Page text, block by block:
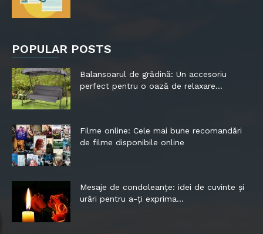
POPULAR POSTS
Balansoarul de grădină: Un accesoriu
perfect pentru o oază de relaxare...
Filme online: Cele mai bune recomandări
de filme disponibile online
Mesaje de condoleanțe: idei de cuvinte și
urări pentru a-ți exprima...